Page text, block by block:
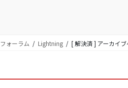
フォーラム Lightning [ 解決済 ] アーカイ